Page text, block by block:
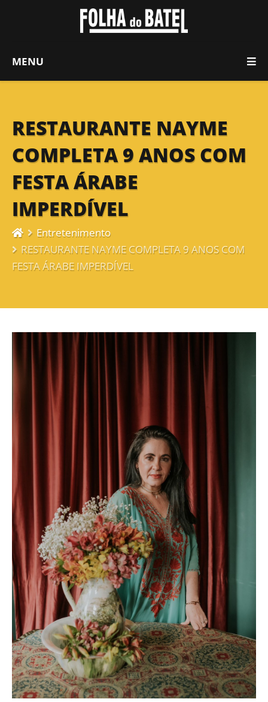
MENU
RESTAURANTE NAYME
COMPLETA 9 ANOS COM
FESTA ÁRABE
IMPERDÍVEL
Entretenimento
RESTAURANTE NAYME COMPLETA 9 ANOS COM
FESTA ÁRABE IMPERDÍVEL